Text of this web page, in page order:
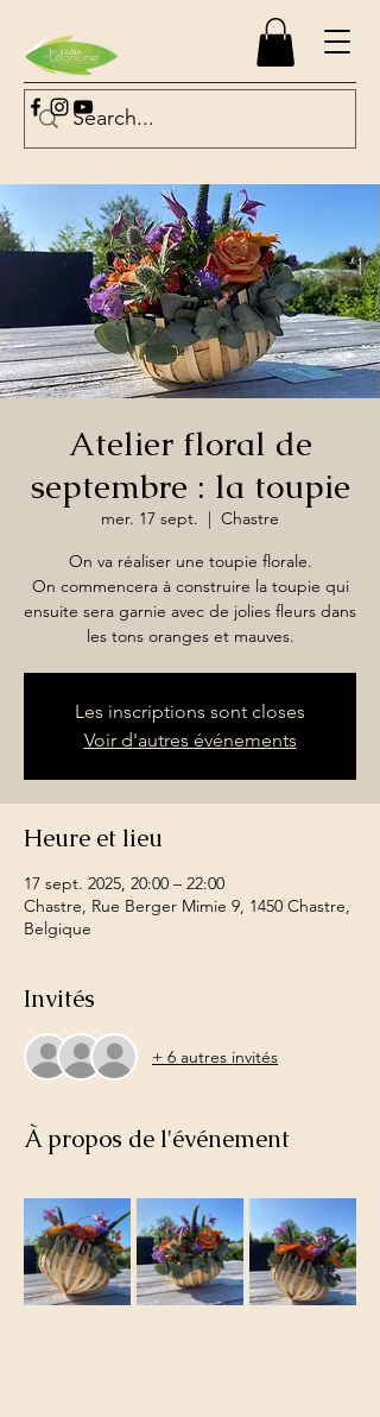
Atelier floral de
septembre : la toupie
mer. 17 sept.
  |
Chastre
On va réaliser une toupie florale.
On commencera à construire la toupie qui
ensuite sera garnie avec de jolies fleurs dans
les tons oranges et mauves.
Les inscriptions sont closes
Voir d'autres événements
Heure et lieu
17 sept. 2025, 20:00 – 22:00
Chastre, Rue Berger Mimie 9, 1450 Chastre,
Belgique
Invités
+ 6 autres invités
À propos de l'événement